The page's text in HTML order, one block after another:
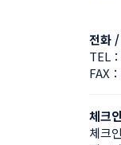
전화
TEL：
FAX：
체크
체크